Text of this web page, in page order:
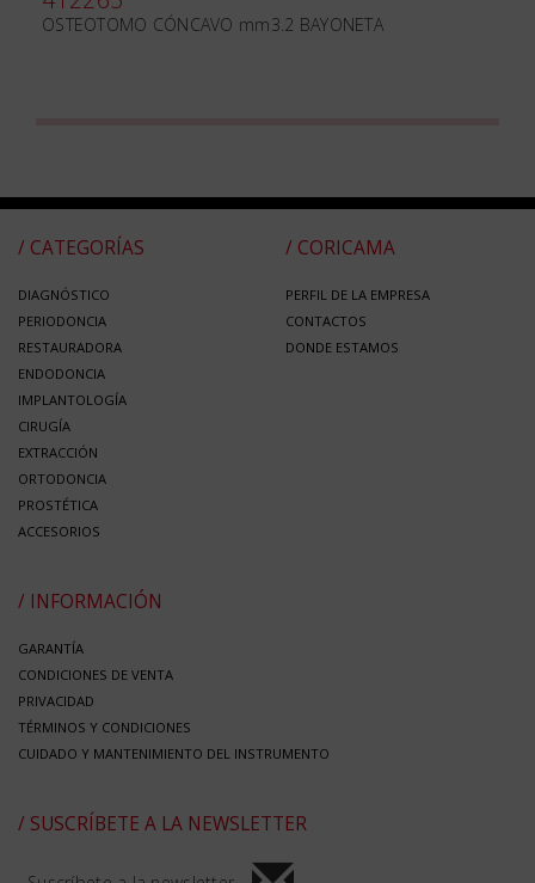
OSTEOTOMO CÓNCAVO mm3.2 BAYONETA
/ CATEGORÍAS
DIAGNÓSTICO
PERIODONCIA
RESTAURADORA
ENDODONCIA
IMPLANTOLOGÍA
CIRUGÍA
EXTRACCIÓN
ORTODONCIA
PROSTÉTICA
ACCESORIOS
/ CORICAMA
PERFIL DE LA EMPRESA
CONTACTOS
DONDE ESTAMOS
/ INFORMACIÓN
GARANTÍA
CONDICIONES DE VENTA
PRIVACIDAD
TÉRMINOS Y CONDICIONES
CUIDADO Y MANTENIMIENTO DEL INSTRUMENTO
/ SUSCRÍBETE A LA NEWSLETTER